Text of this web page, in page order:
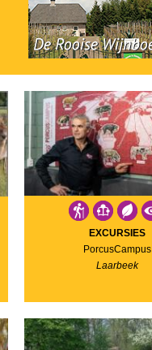
EXCURSIES
PorcusCampus
Laarbeek